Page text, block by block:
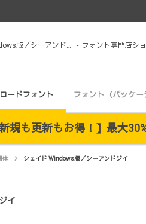
シェイド Windows版／シーアンドジイ - フォント専門店シ
ードフォント フォント（パッケー
新規も更新もお得！】最大
体 シェイド Windows版／シーアンドジイ
イ